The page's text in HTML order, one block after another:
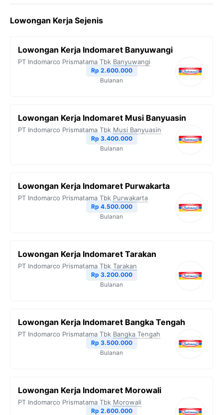
e
o
t
e
e
r
t
A
y
i
n
k
Lowongan Kerja Sejenis
Lowongan Kerja Indomaret Banyuwangi
PT Indomarco Prismatama Tbk Banyuwangi
Rp 2.600.000
Bulanan
Lowongan Kerja Indomaret Musi Banyuasin
PT Indomarco Prismatama Tbk Musi Banyuasin
Rp 3.400.000
Bulanan
Lowongan Kerja Indomaret Purwakarta
PT Indomarco Prismatama Tbk Purwakarta
Rp 4.500.000
Bulanan
Lowongan Kerja Indomaret Tarakan
PT Indomarco Prismatama Tbk Tarakan
Rp 3.200.000
Bulanan
Lowongan Kerja Indomaret Bangka Tengah
PT Indomarco Prismatama Tbk Bangka Tengah
Rp 3.500.000
Bulanan
Lowongan Kerja Indomaret Morowali
PT Indomarco Prismatama Tbk Morowali
Rp 2.600.000